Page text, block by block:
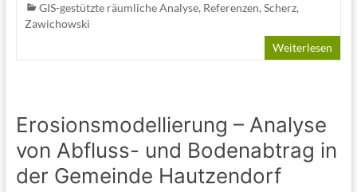
GIS-gestützte räumliche Analyse, Referenzen, Scherz,
Zawichowski
Weiterlesen
Erosionsmodellierung – Analyse
von Abfluss- und Bodenabtrag in
der Gemeinde Hautzendorf